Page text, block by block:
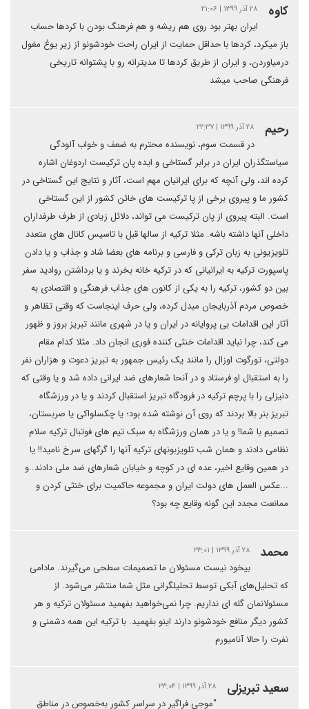
کاوه ۲۸ آذر ۱۳۹۹ | ۲۱:۰۶
ایران بهتر بود روی هم ریشه و هم فرهنگ بودن با کردها حساب
باز میکرد، کردها با حداقل حمایت از ایران راحت خودشونو از زیر یوغ مغول
درمیاوردن، و ایران از طریق کردها تا مدیترانه رو با پشتوانه تاریخی
فرهنگی صاحب میشد
رحیم ۲۸ آذر ۱۳۹۹ | ۲۲:۳۷
در قسمت سوم، نویسنده محترم به ضعف و خواب آلودگی
سیاستگذران ایران در برابر گستاخی و ایده پان ترکیست اردوغان اشاره
کرده اند، ولی آنچه که برای ایرانیان مهم است، آثار و نتایج این گستاخی در
کشور ما و پیروی برخی از پا ترکیست های خائن کشور از این گستاخی
است. البته پیروی از پان ترکیست می تواند، دلائل زیادی از طرف طرفداران
داخلی آنها داشته باشه. مثلا ترکیه از سالها قبل با تاسیس کانال های متعدد
تلویزیونی به زبان ترکی و فارسی و برنامه های بعضا شاد و جذاب و یا دادن
پاسپورت ترکیه به ایرانیانی که در ترکیه خانه بخرند و یا برداشتن روادید سفر
بین دو کشور، ترکیه را به یکی از کانون های جذاب فرهنگی و اقتصادی به
خصوص مردم آذربایجان مبدل کرده، ولی حرف اینجاست که وقتی تظاهر و
آثار این اقدامات بی پروایانه در ایران و یا در شهری مانند تبریز بروز و ظهور
می کند، چرا نباید اقدامات خنثی کننده فوری انجان داد. مثلا کدام مقام
دولتی، تورگوت اوزال را مانند یک رئیس جمهور به تبریز دعوت و هزاران نفر
را به استقبال او فرستاد و در آنحا شعارهای ضد ایرانی داده شد و یا وقتی که
دنیزلی را با پرچم ترکیه در فرودگاه تبریز استقبال کردند و یا در ورزشگاه
تبریز بنر بالا بردند که روی آن نوشته شده بود؛ یا چکسلواکی یا صربستان،
تصمیم با شما! و یا در همان ورزشگاه به سبک تیم های فوتبال ترکیه سلام
نظامی دادند و همان شب تلویزبونهای ترکیه آنها را گرگهای سرخ نامید!! یا
در همین وقایع اخیر، عده ای در کوچه و خیابان شعارهای ضد ملی دادند..و
...عکس العمل های دولت ایران و مجموعه حاکمیت برای خنثی کردن و
ممانعت مجدد این گونه وقایع چه بود؟
محمد ۲۸ آذر ۱۳۹۹ | ۲۳:۰۱
بیخود نیست مسئولان ما تصمیمات سطحی می‌گیرند. مادامی
که تحلیل‌های آبکی توسط تحلیلگرانی مثل شما منتشر می‌شود. از
مسئولانمان گله ای نداریم. چرا نمی‌خواهید بفهمید مسئولان ترکیه و هر
کشور دیگر منافع خودشونو دارند اینو بفهمید. با ترکیه این همه دشمنی و
نفرت را حالا آنامیورم
سعید تبریزلی ۲۸ آذر ۱۳۹۹ | ۲۳:۰۴
"موجی فراگیر در سراسر کشور به‌خصوص در مناطق